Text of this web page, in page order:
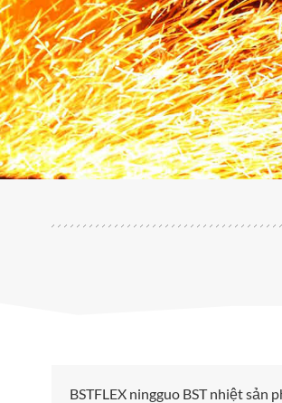
BSTFLEX ningguo BST nhiệt sản